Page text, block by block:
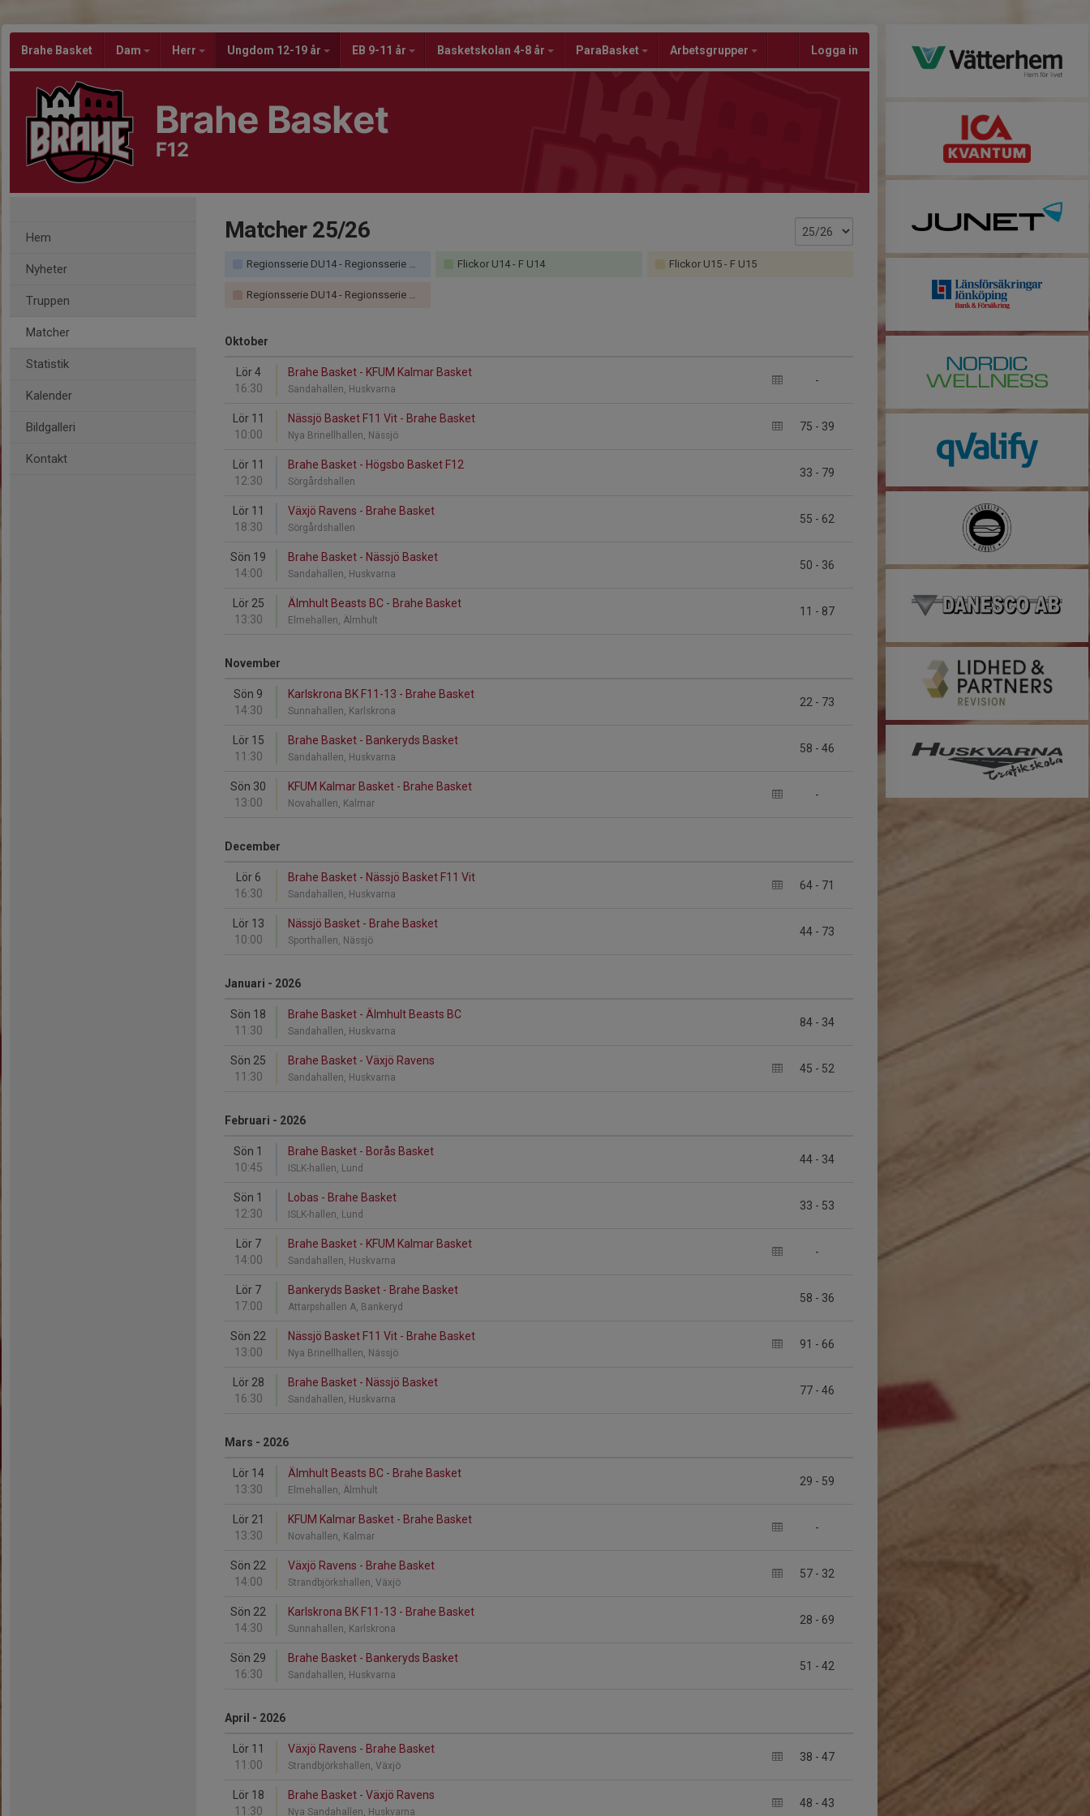
Brahe Basket Dam Herr Ungdom 12-19 år EB 9-11 år Basketskolan 4-8 år ParaBasket Arbetsgrupper Logga in
Brahe Basket
F12
Hem
Nyheter
Truppen
Matcher
Statistik
Kalender
Bildgalleri
Kontakt
Matcher 25/26
Regionsserie DU14 - Regionsserie DU14 Höst + Vår Flickor U14 - F U14 Flickor U15 - F U15
Regionsserie DU14 - Regionsserie DU14 Slutspel
Oktober
Lör 4
16:30
-
Brahe Basket - KFUM Kalmar Basket
Sandahallen, Huskvarna
Lör 11
10:00
75 - 39
Nässjö Basket F11 Vit - Brahe Basket
Nya Brinellhallen, Nässjö
Lör 11
12:30
33 - 79
Brahe Basket - Högsbo Basket F12
Sörgårdshallen
Lör 11
18:30
55 - 62
Växjö Ravens - Brahe Basket
Sörgårdshallen
Sön 19
14:00
50 - 36
Brahe Basket - Nässjö Basket
Sandahallen, Huskvarna
Lör 25
13:30
11 - 87
Älmhult Beasts BC - Brahe Basket
Elmehallen, Älmhult
November
Sön 9
14:30
22 - 73
Karlskrona BK F11-13 - Brahe Basket
Sunnahallen, Karlskrona
Lör 15
11:30
58 - 46
Brahe Basket - Bankeryds Basket
Sandahallen, Huskvarna
Sön 30
13:00
-
KFUM Kalmar Basket - Brahe Basket
Novahallen, Kalmar
December
Lör 6
16:30
64 - 71
Brahe Basket - Nässjö Basket F11 Vit
Sandahallen, Huskvarna
Lör 13
10:00
44 - 73
Nässjö Basket - Brahe Basket
Sporthallen, Nässjö
Januari - 2026
Sön 18
11:30
84 - 34
Brahe Basket - Älmhult Beasts BC
Sandahallen, Huskvarna
Sön 25
11:30
45 - 52
Brahe Basket - Växjö Ravens
Sandahallen, Huskvarna
Februari - 2026
Sön 1
10:45
44 - 34
Brahe Basket - Borås Basket
ISLK-hallen, Lund
Sön 1
12:30
33 - 53
Lobas - Brahe Basket
ISLK-hallen, Lund
Lör 7
14:00
-
Brahe Basket - KFUM Kalmar Basket
Sandahallen, Huskvarna
Lör 7
17:00
58 - 36
Bankeryds Basket - Brahe Basket
Attarpshallen A, Bankeryd
Sön 22
13:00
91 - 66
Nässjö Basket F11 Vit - Brahe Basket
Nya Brinellhallen, Nässjö
Lör 28
16:30
77 - 46
Brahe Basket - Nässjö Basket
Sandahallen, Huskvarna
Mars - 2026
Lör 14
13:30
29 - 59
Älmhult Beasts BC - Brahe Basket
Elmehallen, Älmhult
Lör 21
13:30
-
KFUM Kalmar Basket - Brahe Basket
Novahallen, Kalmar
Sön 22
14:00
57 - 32
Växjö Ravens - Brahe Basket
Strandbjörkshallen, Växjö
Sön 22
14:30
28 - 69
Karlskrona BK F11-13 - Brahe Basket
Sunnahallen, Karlskrona
Sön 29
16:30
51 - 42
Brahe Basket - Bankeryds Basket
Sandahallen, Huskvarna
April - 2026
Lör 11
11:00
38 - 47
Växjö Ravens - Brahe Basket
Strandbjörkshallen, Växjö
Lör 18
11:30
48 - 43
Brahe Basket - Växjö Ravens
Nya Sandahallen, Huskvarna